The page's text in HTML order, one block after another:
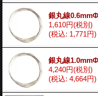
銀丸線0.6mmΦ
1,610円(税別)
(税込: 1,771円)
銀丸線1.0mmΦ
4,240円(税別)
(税込: 4,664円)